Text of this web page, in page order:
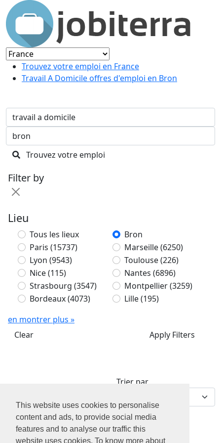
This website uses cookies to personalise
content and ads, to provide social media
features and to analyse our traffic this
website uses cookies. To know more about
Trouvez votre emploi en France
Travail A Domicile offres d'emploi en Bron
Trouvez votre emploi
Filter by
Lieu
Tous les lieux
Bron
Paris (15737) Marseille(6250)
Lyon (9543) Toulouse(226)
Nice(115) Nantes (6896)
Strasbourg (3547) Montpellier(3259)
Bordeaux(4073) Lille(195)
en montrer plus »
Clear
Apply Filters
Trier par